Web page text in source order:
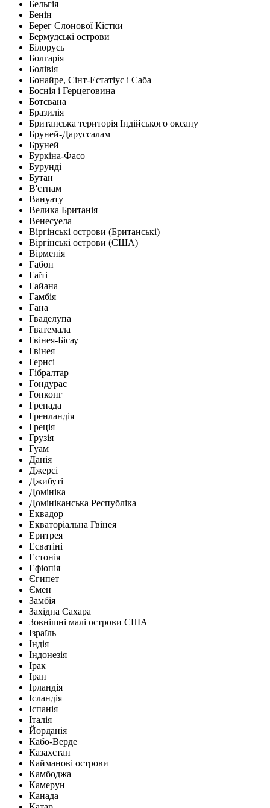
Бельгія
Бенін
Берег Слонової Кістки
Бермудські острови
Білорусь
Болгарія
Болівія
Бонайре, Сінт-Естатіус і Саба
Боснія і Герцеговина
Ботсвана
Бразилія
Британська територія Індійського океану
Бруней-Даруссалам
Бруней
Буркіна-Фасо
Бурунді
Бутан
В'єтнам
Вануату
Велика Британія
Венесуела
Віргінські острови (Британські)
Віргінські острови (США)
Вірменія
Габон
Гаїті
Гайана
Гамбія
Гана
Гваделупа
Гватемала
Гвінея-Бісау
Гвінея
Гернсі
Гібралтар
Гондурас
Гонконг
Гренада
Гренландія
Греція
Грузія
Гуам
Данія
Джерсі
Джибуті
Домініка
Домініканська Республіка
Еквадор
Екваторіальна Гвінея
Еритрея
Есватіні
Естонія
Ефіопія
Єгипет
Ємен
Замбія
Західна Сахара
Зовнішні малі острови США
Ізраїль
Індія
Індонезія
Ірак
Іран
Ірландія
Ісландія
Іспанія
Італія
Йорданія
Кабо-Верде
Казахстан
Кайманові острови
Камбоджа
Камерун
Канада